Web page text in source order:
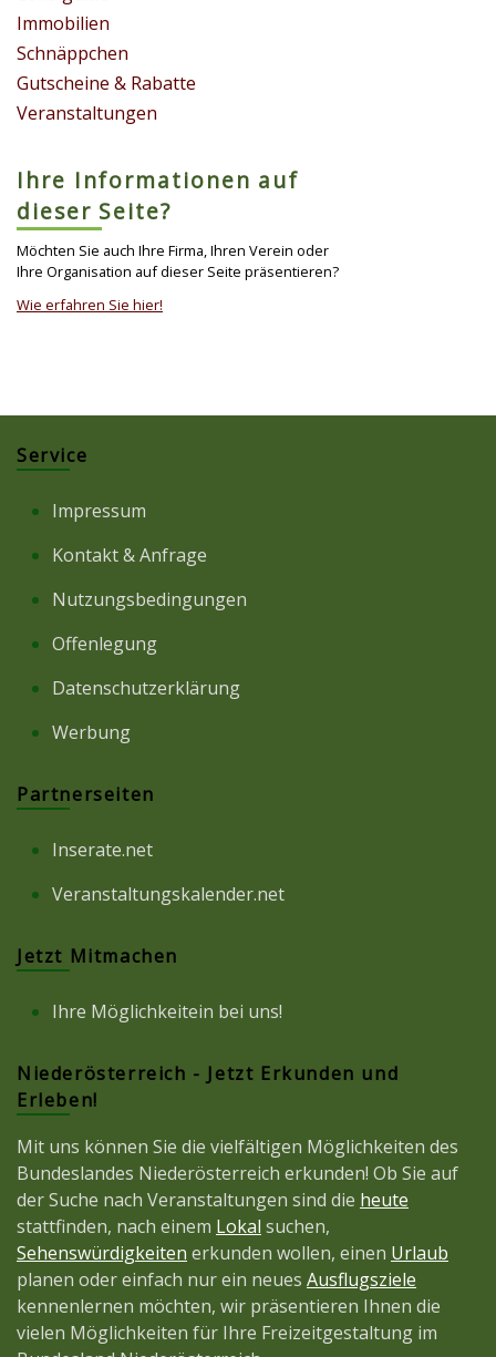
Immobilien
Schnäppchen
Gutscheine & Rabatte
Veranstaltungen
Ihre Informationen auf
dieser Seite?
Möchten Sie auch Ihre Firma, Ihren Verein oder
Ihre Organisation auf dieser Seite präsentieren?
Wie erfahren Sie hier!
Service
Impressum
Kontakt & Anfrage
Nutzungsbedingungen
Offenlegung
Datenschutzerklärung
Werbung
Partnerseiten
Inserate.net
Veranstaltungskalender.net
Jetzt Mitmachen
Ihre Möglichkeitein bei uns!
Niederösterreich - Jetzt Erkunden und
Erleben!
Mit uns können Sie die vielfältigen Möglichkeiten des
Bundeslandes Niederösterreich erkunden! Ob Sie auf
der Suche nach Veranstaltungen sind die heute
stattfinden, nach einem Lokal suchen,
Sehenswürdigkeiten erkunden wollen, einen Urlaub
planen oder einfach nur ein neues Ausflugsziele
kennenlernen möchten, wir präsentieren Ihnen die
vielen Möglichkeiten für Ihre Freizeitgestaltung im